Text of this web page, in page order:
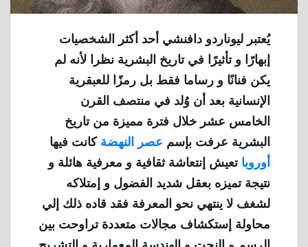
يُعتبر ليوناردو دافنشي أحد أكثر الشخصيات
إبهارًا و تأثيرًا في تاريخ البشرية نظرا لأنه لم
يكن فنانًا و رساما فقط بل رمزًا للعبقرية
الإنسانية بعد أن وُلد في منتصف القرن
الخامس عشر خلال فترة مميزة من تاريخ
البشرية عرفت بإسم عصر النهضة كانت فيها
أوروبا تعيش إنتعاشة ثقافية و معرفية هائلة و
نتيجة تميزه بعقل شديد الفضول و إمتلاكه
لشغف لا ينتهي نحو المعرفة فقد قاده ذلك إلي
محاولة إستكشاف مجالات متعددة تراوحت بين